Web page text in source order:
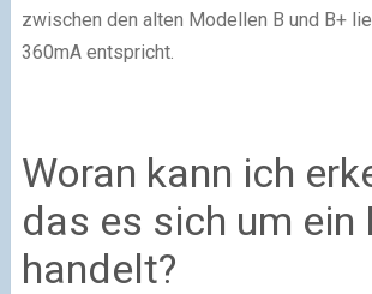
zwischen den alten Modellen B und B+
360mA entspricht.
Woran kann ich
das es sich um ein
handelt?